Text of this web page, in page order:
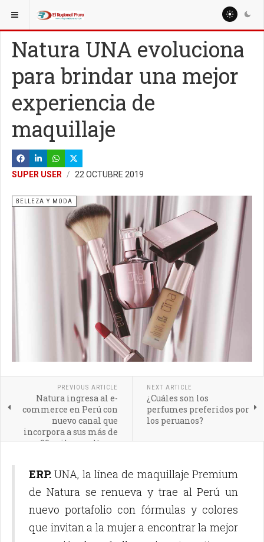
ESTÁ AQUÍ: MISCELANEAS
Natura UNA evoluciona
para brindar una mejor
experiencia de
maquillaje
SUPER USER 22 OCTUBRE 2019
BELLEZA Y MODA
PREVIOUS ARTICLE
Natura ingresa al e-
commerce en Perú con
nuevo canal que
incorpora a sus más de
90 mil consultoras
NEXT ARTICLE
¿Cuáles son los
perfumes preferidos por
los peruanos?
ERP. UNA, la línea de maquillaje Premium
de Natura se renueva y trae al Perú un
nuevo portafolio con fórmulas y colores
que invitan a la mujer a encontrar la mejor